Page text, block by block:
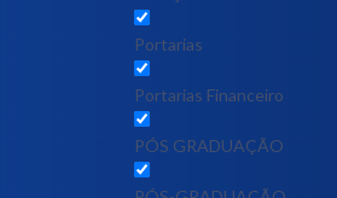
Portarias
Portarias Financeiro
PÓS GRADUAÇÃO